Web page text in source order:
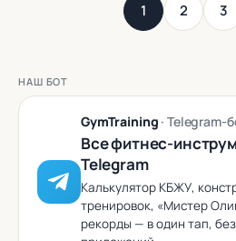
1 2 3
НАШ БОТ
GymTraining · Telegram-
Все фитнес-
Telegram
Калькулятор КБЖУ,
тренировок, «Мистер
рекорды — в один тап,